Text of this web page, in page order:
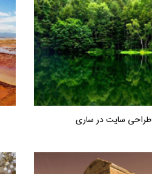
طراحی سایت در ساری